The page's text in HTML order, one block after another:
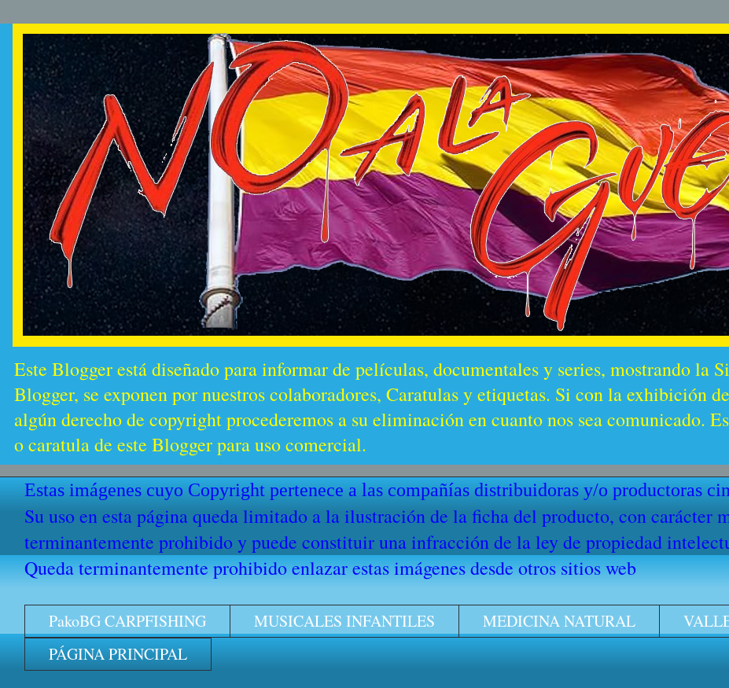
Este Blogger está diseñado para informar de películas, documentales y series, mostrando
Blogger, se exponen por nuestros colaboradores, Caratulas y etiquetas. Si con la exhibición
algún derecho de copyright procederemos a su eliminación en cuanto nos sea comunicado.
o caratula de este Blogger para uso comercial.
Estas imágenes cuyo Copyright pertenece a las compañías distribuidoras y/o productoras
Su uso en esta página queda limitado a la ilustración de la ficha del producto, con carácter
terminantemente prohibido y puede constituir una infracción de la ley de propiedad
Queda terminantemente prohibido enlazar estas imágenes desde otros sitios web
PakoBG CARPFISHING MUSICALES INFANTILES MEDICINA NATURAL
PÁGINA PRINCIPAL